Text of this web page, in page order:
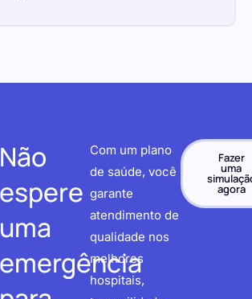
Não
espere
uma
emergência
Com um plano
de saúde, você
garante
atendimento de
qualidade nos
melhores
hospitais,
Fazer
uma
agora